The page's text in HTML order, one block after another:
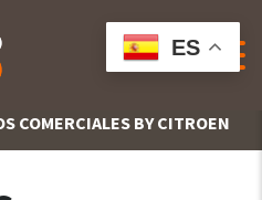
COMERCIALES BY CITROEN
ES